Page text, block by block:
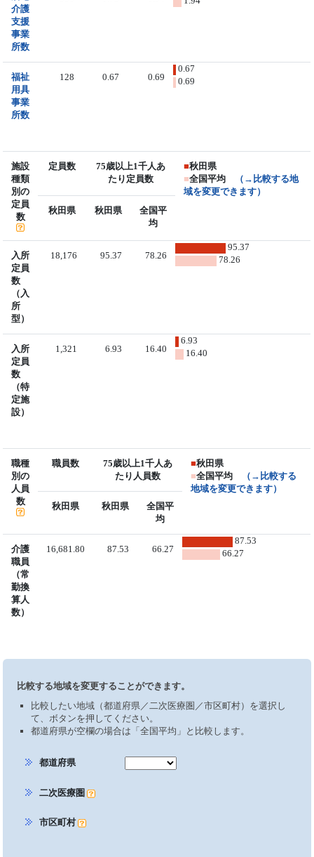
介護
支援
事業
所数
福祉
用具
事業
所数
128 0.67 0.69
0.67
0.69
施設
種類
別の
定員
数
定員数
75歳以上1千人あ
たり定員数
■秋田県
■全国平均
（→比較する地
域を変更できます）
秋田県
秋田県
全国平
均
入所
定員
数
（入
所
型）
18,176 95.37 78.26
95.37
78.26
入所
定員
数
（特
定施
設）
1,321 6.93 16.40
6.93
16.40
職種
別の
人員
数
職員数
75歳以上1千人あ
たり人員数
■秋田県
■全国平均
（→比較する
地域を変更できます）
秋田県
秋田県
全国平
均
介護
職員
（常
勤換
算人
数）
16,681.80 87.53 66.27
87.53
66.27
比較する地域を変更することができます。
比較したい地域（都道府県／二次医療圏／市区町村）を選択し
て、ボタンを押してください。
都道府県が空欄の場合は「全国平均」と比較します。
都道府県
二次医療圏
市区町村